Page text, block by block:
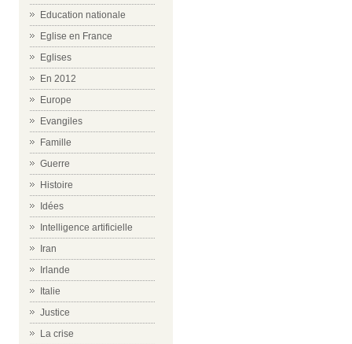
Education nationale
Eglise en France
Eglises
En 2012
Europe
Evangiles
Famille
Guerre
Histoire
Idées
Intelligence artificielle
Iran
Irlande
Italie
Justice
La crise